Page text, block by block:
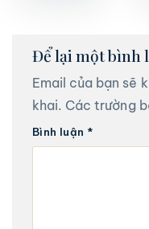
Để lại một bình
Email của bạn sẽ
khai. Các trường
Bình luận *